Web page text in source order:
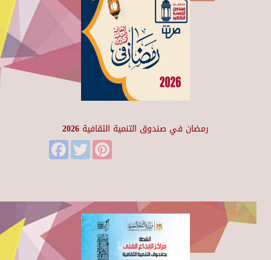
رمضان في صندوق التنمية الثقافية 2026
FacebookTwitter